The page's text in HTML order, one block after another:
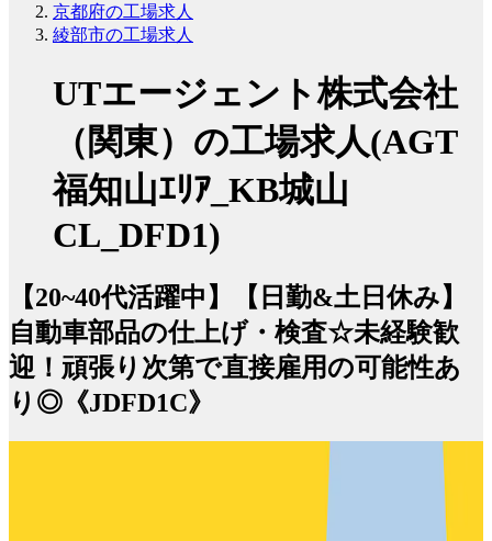
京都府の工場求人
綾部市の工場求人
UTエージェント株式会社
（関東）の工場求人(AGT
福知山ｴﾘｱ_KB城山
CL_DFD1)
【20~40代活躍中】【日勤&土日休み】
自動車部品の仕上げ・検査☆未経験歓
迎！頑張り次第で直接雇用の可能性あ
り◎《JDFD1C》